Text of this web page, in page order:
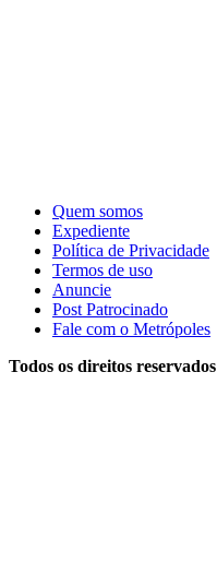
Quem somos
Expediente
Política de Privacidade
Termos de uso
Anuncie
Post Patrocinado
Fale com o Metrópoles
Todos os direitos reservados